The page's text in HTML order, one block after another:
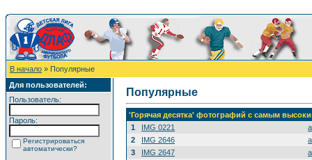
В начало » Популярные
Для пользователей:
Пользователь:
Пароль:
Регистрироваться
автоматически?
Популярные
'Горячая десятка' фотографий с самым
1
IMG 0221
2
IMG 2646
3
IMG 2647